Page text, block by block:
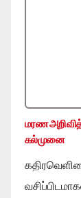
மரண
கல்முனை